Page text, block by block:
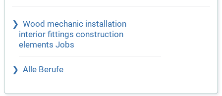
Wood mechanic installation
interior fittings construction
elements Jobs
Alle Berufe